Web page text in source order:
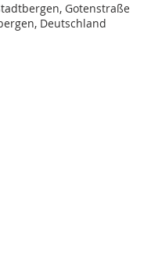
Gotenstraße
Deutschland